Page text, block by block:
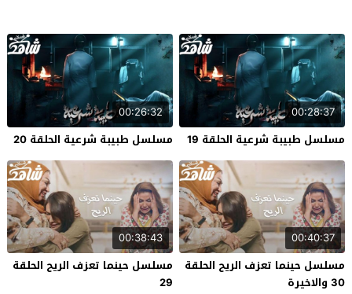
00:28:37
مسلسل طبيبة شرعية الحلقة 19
00:26:32
مسلسل طبيبة شرعية الحلقة 20
00:40:37
مسلسل حينما تعزف الريح الحلقة
30 والاخيرة
00:38:43
مسلسل حينما تعزف الريح الحلقة
29